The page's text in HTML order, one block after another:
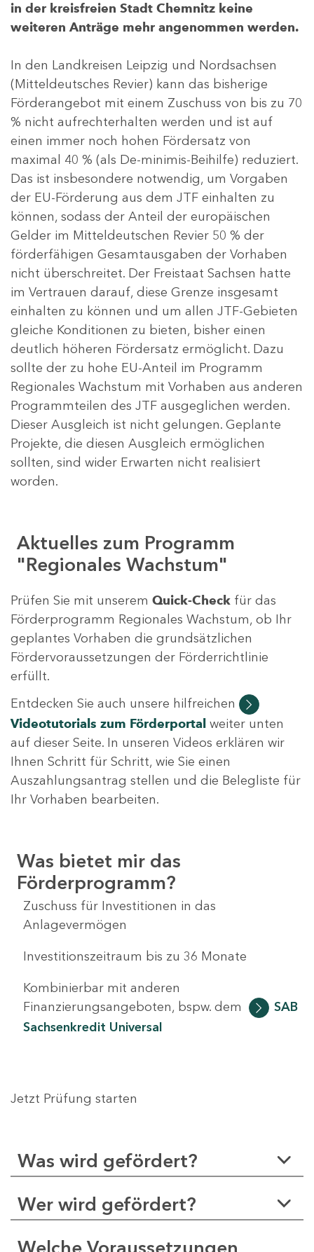
in der kreisfreien Stadt Chemnitz keine
weiteren Anträge mehr angenommen werden.
In den Landkreisen Leipzig und Nordsachsen
(Mitteldeutsches Revier) kann das bisherige
Förderangebot mit einem Zuschuss von bis zu 70
% nicht aufrechterhalten werden und ist auf
einen immer noch hohen Fördersatz von
maximal 40 % (als De-minimis-Beihilfe) reduziert.
Das ist insbesondere notwendig, um Vorgaben
der EU-Förderung aus dem JTF einhalten zu
können, sodass der Anteil der europäischen
Gelder im Mitteldeutschen Revier 50 % der
förderfähigen Gesamtausgaben der Vorhaben
nicht überschreitet. Der Freistaat Sachsen hatte
im Vertrauen darauf, diese Grenze insgesamt
einhalten zu können und um allen JTF-Gebieten
gleiche Konditionen zu bieten, bisher einen
deutlich höheren Fördersatz ermöglicht. Dazu
sollte der zu hohe EU-Anteil im Programm
Regionales Wachstum mit Vorhaben aus anderen
Programmteilen des JTF ausgeglichen werden.
Dieser Ausgleich ist nicht gelungen. Geplante
Projekte, die diesen Ausgleich ermöglichen
sollten, sind wider Erwarten nicht realisiert
worden.
Aktuelles zum Programm
"Regionales Wachstum"
Prüfen Sie mit unserem Quick-Check für das
Förderprogramm Regionales Wachstum, ob Ihr
geplantes Vorhaben die grundsätzlichen
Fördervoraussetzungen der Förderrichtlinie
erfüllt.
Entdecken Sie auch unsere hilfreichen
Videotutorials zum Förderportal weiter unten
auf dieser Seite. In unseren Videos erklären wir
Ihnen Schritt für Schritt, wie Sie einen
Auszahlungsantrag stellen und die Belegliste für
Ihr Vorhaben bearbeiten.
Was bietet mir das
Förderprogramm?
Zuschuss für Investitionen in das
Anlagevermögen
Investitionszeitraum bis zu 36 Monate
Kombinierbar mit anderen
Finanzierungsangeboten, bspw. dem
SAB
Sachsenkredit Universal
Jetzt Prüfung starten
Was wird gefördert?
Wer wird gefördert?
Welche Voraussetzungen